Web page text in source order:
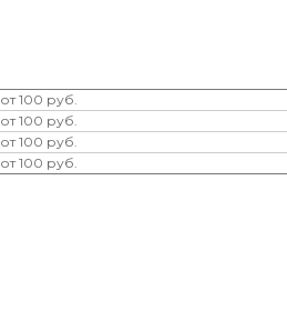
от 100 руб.
от 100 руб.
от 100 руб.
от 100 руб.